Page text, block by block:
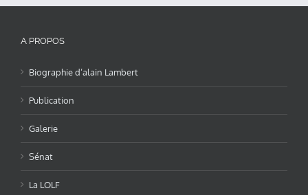
A PROPOS
Biographie d’alain Lambert
Publication
Galerie
Sénat
La LOLF